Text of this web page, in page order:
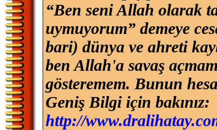
“Ben seni Allah olarak
uymuyorum” demeye
bari) dünya ve ahreti
ben Allah'a savaş
gösteremem. Bunun
Geniş Bilgi için bakınız:
http://